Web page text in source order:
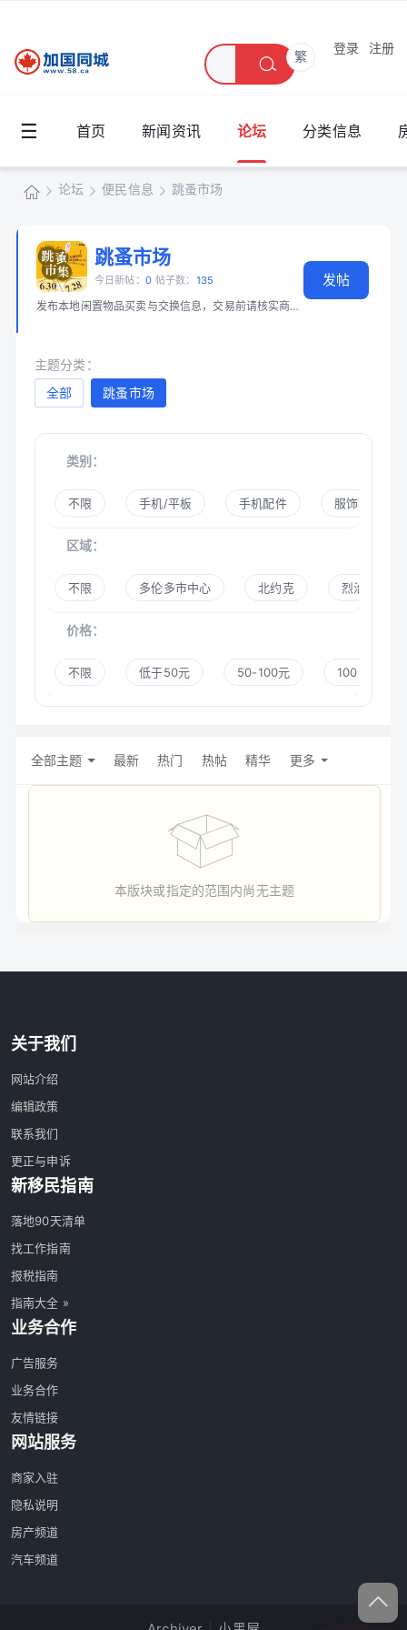
繁
登录 注册
☰ 首页 新闻资讯 论坛 分类信息
国
同
城
»
论坛
›
便民信息
›
跳蚤市场
跳蚤市场
今日新帖： 0 帖子数： 135
发布本地闲置物品买卖与交换信息，交易前请核实商品和身份。 📖 必读：
发帖
主题分类：
全部
跳蚤市场
类别：
不限 手机/平板 手机配件 服饰鞋帽
区域：
不限 多伦多市中心 北约克 烈治文山
价格：
不限 低于50元 50-100元 100-300元
全部主题 最新 热门 热帖 精华 更多
本版块或指定的范围内尚无主题
关于我们
网站介绍
编辑政策
联系我们
更正与申诉
新移民指南
落地90天清单
找工作指南
报税指南
指南大全 »
业务合作
广告服务
业务合作
友情链接
网站服务
商家入驻
隐私说明
房产频道
汽车频道